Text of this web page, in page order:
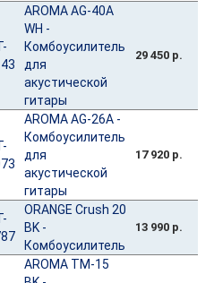
AROMA AG-40A
WH -
Комбоусилитель
для
акустической
гитары
29 450 р.
AROMA AG-26A -
Комбоусилитель
для
акустической
гитары
17 920 р.
ORANGE Crush 20
BK -
Комбоусилитель
13 990 р.
AROMA TM-15